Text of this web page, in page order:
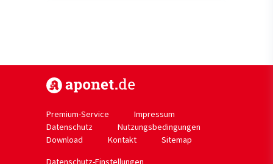
Premium-Service
Impressum
Datenschutz
Nutzungsbedingungen
Download
Kontakt
Sitemap
Datenschutz-Einstellungen